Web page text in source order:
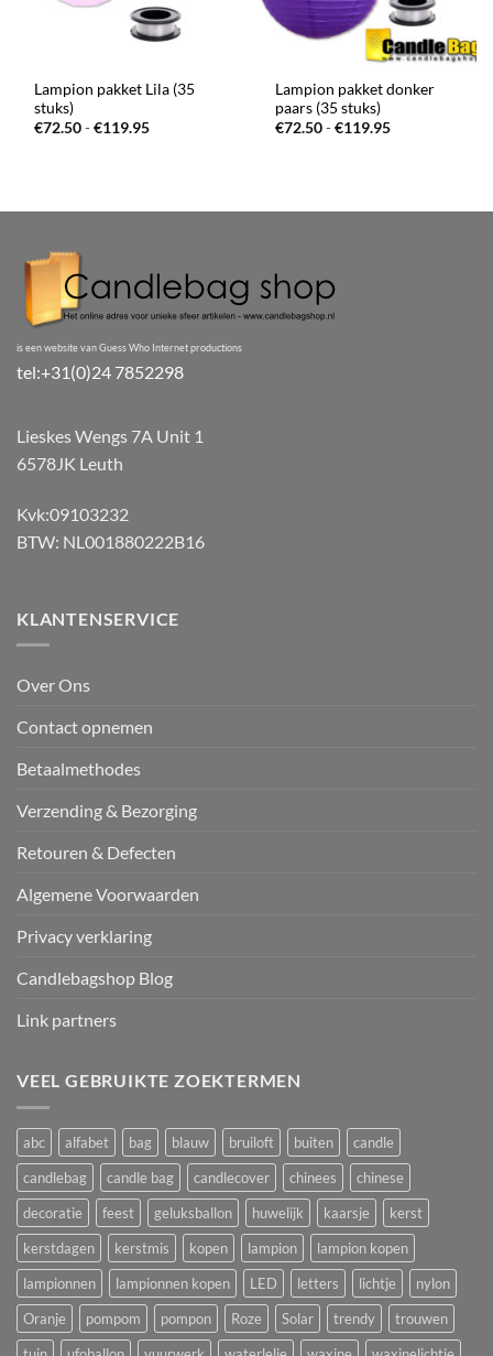
Lampion pakket Lila (35
stuks)
€72.50-€119.95Prijsklasse:
Lampion pakket donker
paars (35 stuks)
€72.50-€119.95Prijsklasse:
is een website van Guess Who Internet productions
tel:+31(0)24 7852298
Lieskes Wengs 7A Unit 1
6578JK Leuth
Kvk:09103232
BTW: NL001880222B16
KLANTENSERVICE
Over Ons
Contact opnemen
Betaalmethodes
Verzending & Bezorging
Retouren & Defecten
Algemene Voorwaarden
Privacy verklaring
Candlebagshop Blog
Link partners
VEEL GEBRUIKTE ZOEKTERMEN
abc alfabet bag blauw bruiloft buiten
candle
candlebag
candle bag candlecover chinees
chinese
decoratie
feest geluksballon huwelijk kaarsje
kerst
kerstdagen
kerstmis kopen lampion
lampion kopen
lampionnen
lampionnen kopen LED letters lichtje
nylon
Oranje
pompom pompon Roze Solar trendy
trouwen